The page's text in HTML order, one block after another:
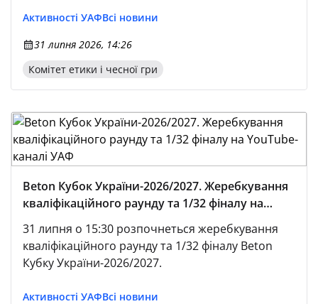
Активності УАФВсі новини
31 липня 2026, 14:26
Комітет етики і чесної гри
Beton Кубок України-2026/2027. Жеребкування
кваліфікаційного раунду та 1/32 фіналу на
31 липня о 15:30 розпочнеться жеребкування
кваліфікаційного раунду та 1/32 фіналу Beton
Кубку України-2026/2027.
Активності УАФВсі новини